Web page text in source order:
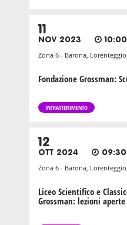
11
NOV 2023
Zona 6 - Barona,
Fondazione Grossman:
INTRATTENIMENTO
12
OTT 2024
Zona 6 - Barona,
Liceo Scientifico e
Grossman: lezioni aperte